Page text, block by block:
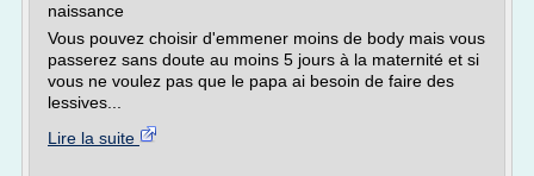
naissance
Vous pouvez choisir d'emmener moins de body mais vous
passerez sans doute au moins 5 jours à la maternité et si
vous ne voulez pas que le papa ai besoin de faire des
lessives...
Lire la suite